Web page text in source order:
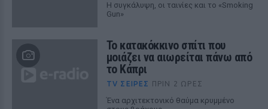
Η συγκάλυψη, οι ταινίες και το «Smoking
Gun»
Το κατακόκκινο σπίτι που
μοιάζει να αιωρείται πάνω από
το Κάπρι
TV ΣΕΙΡΈΣ ΠΡΙΝ 2 ΏΡΕΣ
Ένα αρχιτεκτονικό θαύμα κρυμμένο